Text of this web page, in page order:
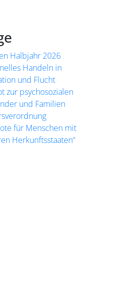
Halbjahr 2026
Handeln in
und Flucht
zur psychosozialen
und Familien
für Menschen mit
Herkunftsstaaten“